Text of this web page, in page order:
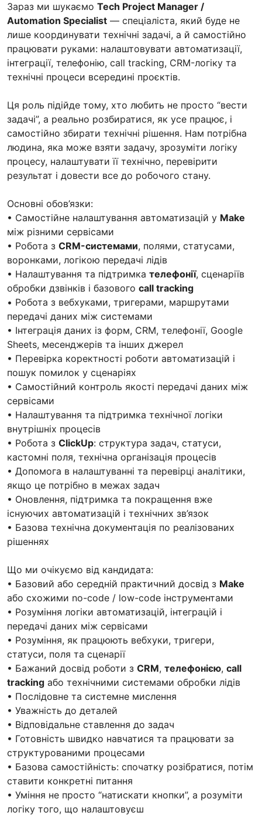
Зараз ми шукаємо Tech Project Manager /
Automation Specialist — спеціаліста, який буде не
лише координувати технічні задачі, а й самостійно
працювати руками: налаштовувати автоматизації,
інтеграції, телефонію, call tracking, CRM-логіку та
технічні процеси всередині проєктів.
Ця роль підійде тому, хто любить не просто “вести
задачі”, а реально розбиратися, як усе працює, і
самостійно збирати технічні рішення. Нам потрібна
людина, яка може взяти задачу, зрозуміти логіку
процесу, налаштувати її технічно, перевірити
результат і довести все до робочого стану.
Основні обов’язки:
• Самостійне налаштування автоматизацій у Make
між різними сервісами
• Робота з CRM-системами, полями, статусами,
воронками, логікою передачі лідів
• Налаштування та підтримка телефонії, сценаріїв
обробки дзвінків і базового call tracking
• Робота з вебхуками, тригерами, маршрутами
передачі даних між системами
• Інтеграція даних із форм, CRM, телефонії, Google
Sheets, месенджерів та інших джерел
• Перевірка коректності роботи автоматизацій і
пошук помилок у сценаріях
• Самостійний контроль якості передачі даних між
сервісами
• Налаштування та підтримка технічної логіки
внутрішніх процесів
• Робота з ClickUp: структура задач, статуси,
кастомні поля, технічна організація процесів
• Допомога в налаштуванні та перевірці аналітики,
якщо це потрібно в межах задач
• Оновлення, підтримка та покращення вже
існуючих автоматизацій і технічних зв’язок
• Базова технічна документація по реалізованих
рішеннях
Що ми очікуємо від кандидата:
• Базовий або середній практичний досвід з Make
або схожими no-code / low-code інструментами
• Розуміння логіки автоматизацій, інтеграцій і
передачі даних між сервісами
• Розуміння, як працюють вебхуки, тригери,
статуси, поля та сценарії
• Бажаний досвід роботи з CRM, телефонією, call
tracking або технічними системами обробки лідів
• Послідовне та системне мислення
• Уважність до деталей
• Відповідальне ставлення до задач
• Готовність швидко навчатися та працювати за
структурованими процесами
• Базова самостійність: спочатку розібратися, потім
ставити конкретні питання
• Уміння не просто “натискати кнопки”, а розуміти
логіку того, що налаштовуєш